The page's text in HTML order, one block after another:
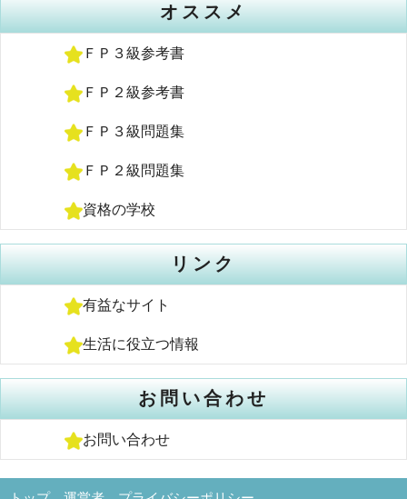
オススメ
ＦＰ３級参考書
ＦＰ２級参考書
ＦＰ３級問題集
ＦＰ２級問題集
資格の学校
リンク
有益なサイト
生活に役立つ情報
お問い合わせ
お問い合わせ